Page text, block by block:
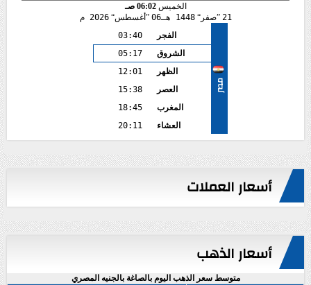
الخميس06:02 صـ
21
صفر 1448 هـ 06 أغسطس 2026 م
مصر
الفجر
03:40
الشروق
05:17
الظهر
12:01
العصر
15:38
المغرب
18:45
العشاء
20:11
أسعار العملات
أسعار الذهب
متوسط سعر الذهب اليوم بالصاغة بالجنيه المصري